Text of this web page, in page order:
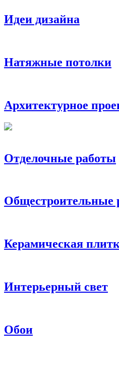
Идеи дизайна
Натяжные потолки
Архитектурное
Отделочные работы
Общестроительные
Керамическая
Интерьерный свет
Обои